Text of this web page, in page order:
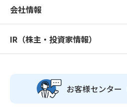
会社情報
IR（株主・投資家情報）
お客様センター